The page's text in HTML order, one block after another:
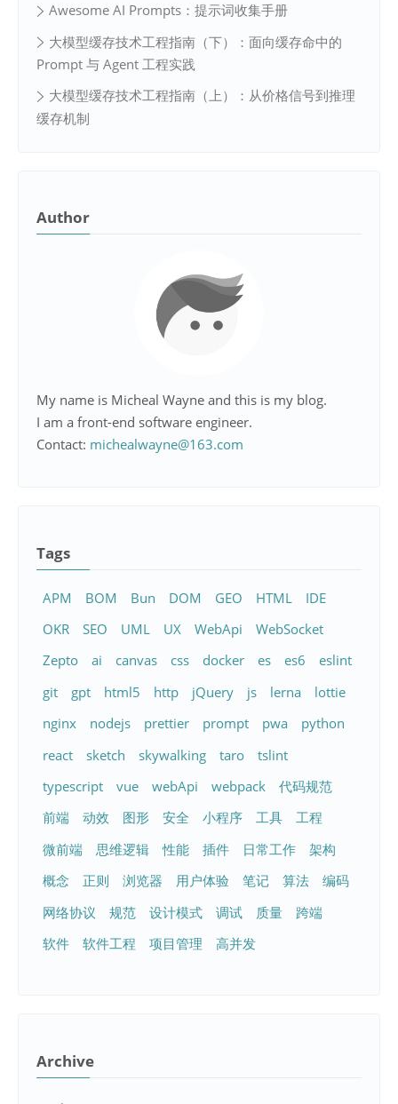
Awesome AI Prompts：提示词收集手册
大模型缓存技术工程指南（下）：面向缓存命中的
Prompt 与 Agent 工程实践
大模型缓存技术工程指南（上）：从价格信号到推理
缓存机制
Author
My name is Micheal Wayne and this is my blog.
I am a front-end software engineer.
Contact: michealwayne@163.com
Tags
APM BOM Bun DOM GEO HTML
IDE
OKR
SEO UML UX WebApi
WebSocket
Zepto
ai canvas css docker es es6
eslint
git
gpt html5 http jQuery js lerna
lottie
nginx
nodejs prettier prompt pwa
python
react
sketch skywalking taro
tslint
typescript
vue webApi webpack
代码规范
前端
动效 图形 安全 小程序 工具
工程
微前端
思维逻辑 性能 插件 日常工作
架构
概念
正则 浏览器 用户体验 笔记 算法
编码
网络协议
规范 设计模式 调试 质量
跨端
软件
软件工程 项目管理 高并发
Archive